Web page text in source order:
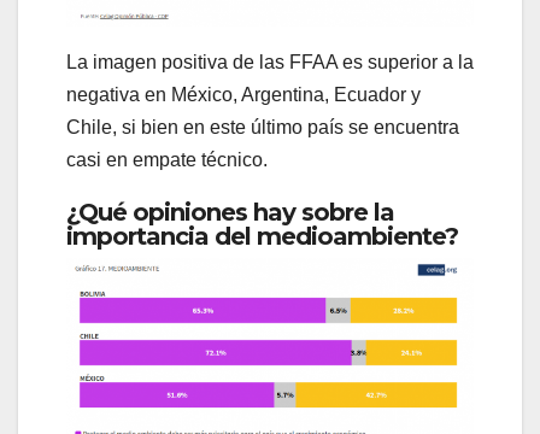
La imagen positiva de las FFAA es superior a la
negativa en México, Argentina, Ecuador y
Chile, si bien en este último país se encuentra
casi en empate técnico.
¿Qué opiniones hay sobre la
importancia del medioambiente?